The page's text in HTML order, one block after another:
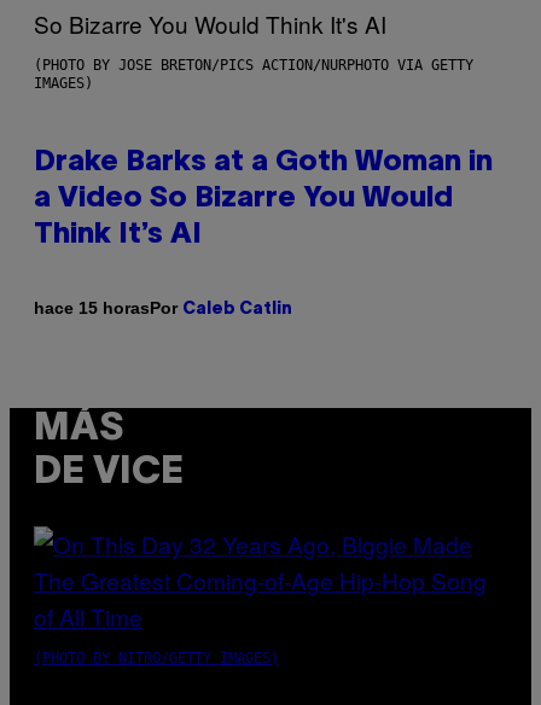
(PHOTO BY JOSE BRETON/PICS ACTION/NURPHOTO VIA GETTY
IMAGES)
Drake Barks at a Goth Woman in
a Video So Bizarre You Would
Think It’s AI
hace 15 horasPor Caleb Catlin
MÁS
DE VICE
(PHOTO BY NITRO/GETTY IMAGES)